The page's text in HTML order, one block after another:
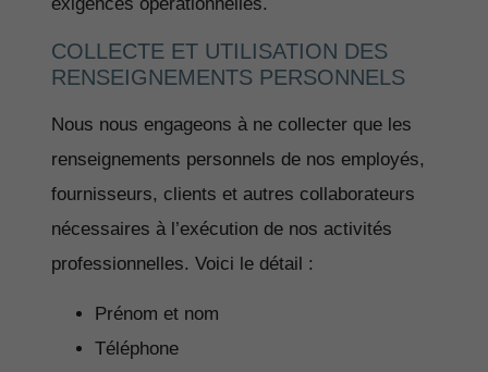
exigences opérationnelles.
COLLECTE ET UTILISATION DES
RENSEIGNEMENTS PERSONNELS
Nous nous engageons à ne collecter que les
renseignements personnels de nos employés,
fournisseurs, clients et autres collaborateurs
nécessaires à l’exécution de nos activités
professionnelles. Voici le détail :
Prénom et nom
Téléphone